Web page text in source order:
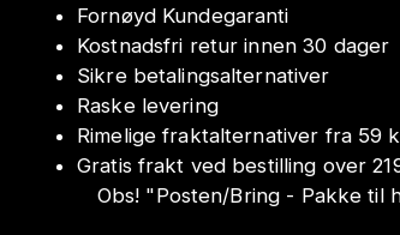
Fornøyd Kundegaranti
Kostnadsfri retur innen 30 dager
Sikre betalingsalternativer
Raske levering
Rimelige fraktalternativer fra 59
Gratis frakt ved bestilling over
Obs! "Posten/Bring - Pakke til